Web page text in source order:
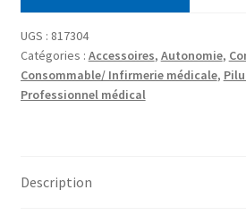
UGS : 817304
Catégories : Accessoires, Autonomie,
Consommable/ Infirmerie médicale,
Professionnel médical
Description